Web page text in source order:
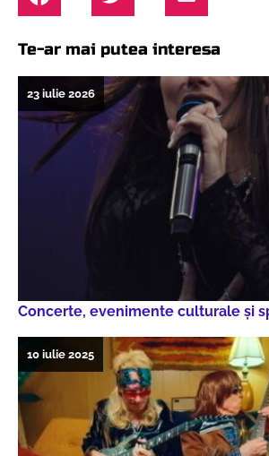
Te-ar mai putea interesa
Concerte, evenimente culturale şi
23 iulie 2026
10 iulie 2025